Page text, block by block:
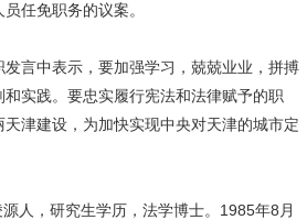
任免职务的议案。
言中表示，要加强学习，兢兢业业，拼搏
实践。要忠实履行宪法和法律赋予的职
津建设，为加快实现中央对天津的城市定
，研究生学历，法学博士。1985年8月